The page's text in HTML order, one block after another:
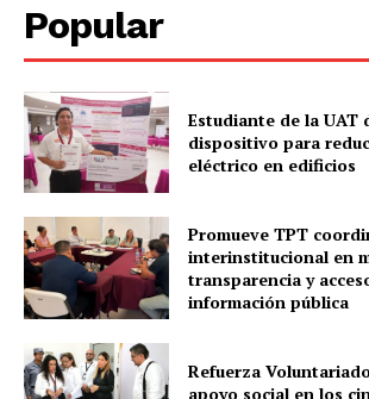
Popular
Estudiante de la UAT
dispositivo para
eléctrico en edificios
Promueve TPT
interinstitucional en
transparencia y
información pública
Refuerza
apoyo social en los